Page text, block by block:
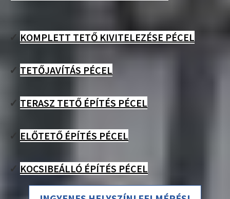
✓ KOMPLETT TETŐ KIVITELEZÉSE PÉCEL
✓ TETŐJAVÍTÁS PÉCEL
✓ TERASZ TETŐ ÉPÍTÉS PÉCEL
✓ ELŐTETŐ ÉPÍTÉS PÉCEL
✓ KOCSIBEÁLLÓ ÉPÍTÉS PÉCEL